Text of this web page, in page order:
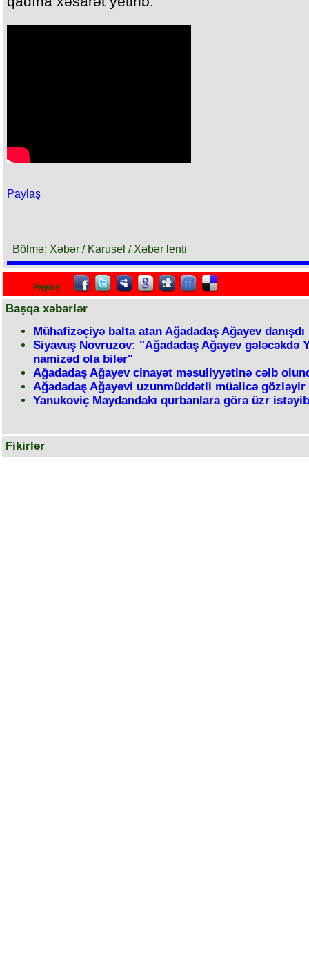
Paylaş
Bölmə: Xəbər / Karusel / Xəbər lenti
Paylaş
Başqa xəbərlər
Mühafizəçiyə balta atan Ağadadaş Ağayev danışdı
Siyavuş Novruzov: "Ağadadaş Ağayev gələcəkdə
namizəd ola bilər"
Ağadadaş Ağayev cinayət məsuliyyətinə cəlb
Ağadadaş Ağayevi uzunmüddətli müalicə gözləyir
Yanukoviç Maydandakı qurbanlara görə üzr istəyib
Fikirlər